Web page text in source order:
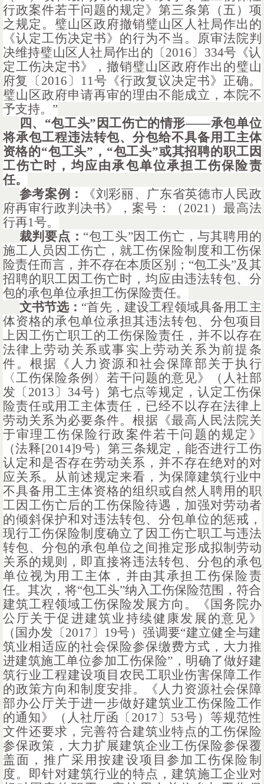
行政案件若干问题的规定》第三条第（五）项
之规定。璧山区政府撤销璧山区人社局作出的
《认定工伤决定书》的行为不当。原审法院判
决维持璧山区人社局作出的〔2016〕334号《认
定工伤决定书》，撤销璧山区政府作出的璧山
府复〔2016〕11号《行政复议决定书》正确。
璧山区政府申请再审的理由不能成立，本院不
予支持。”
四、 “包工头”因工伤亡的情形——承包单位
将承包工程违法转包、分包给不具备用工主体
资格的“包工头”，“包工头”或其招聘的职工因
工伤亡时，均应由承包单位承担工伤保险责
任。
参考案例：
《刘彩丽、广东省英德市人民政
府再审行政判决书》，案号：（ 2021）最高法
行再1号。
裁判要点： “包工头”因工伤亡，与其聘用的
施工人员因工伤亡，就工伤保险制度和工伤保
险责任而言，并不存在本质区别；“包工头”及其
招聘的职工因工伤亡时，均应由违法转包、分
包的承包单位承担工伤保险责任。
文书节选： “首先，建设工程领域具备用工主
体资格的承包单位承担其违法转包、分包项目
上因工伤亡职工的工伤保险责任，并不以存在
法律上劳动关系或事实上劳动关系为前提条
件。根据《人力资源和社会保障部关于执行
〈工伤保险条例〉若干问题的意见》（人社部
发〔 2013〕34号）第七点等规定，认定工伤保
险责任或用工主体责任，已经不以存在法律上
劳动关系为必要条件。根据《最高人民法院关
于审理工伤保险行政案件若干问题的规定》
（法释[2014]9号）第三条规定，能否进行工伤
认定和是否存在劳动关系，并不存在绝对的对
应关系。从前述规定来看，为保障建筑行业中
不具备用工主体资格的组织或自然人聘用的职
工因工伤亡后的工伤保险待遇，加强对劳动者
的倾斜保护和对违法转包、分包单位的惩戒，
现行工伤保险制度确立了因工伤亡职工与违法
转包、分包的承包单位之间推定形成拟制劳动
关系的规则，即直接将违法转包、分包的承包
单位视为用工主体，并由其承担工伤保险责
任。其次，将“包工头”纳入工伤保险范围，符合
建筑工程领域工伤保险发展方向。《国务院办
公厅关于促进建筑业持续健康发展的意见》
（国办发〔2017〕19号）强调要“建立健全与建
筑业相适应的社会保险参保缴费方式，大力推
进建筑施工单位参加工伤保险”，明确了做好建
筑行业工程建设项目农民工职业伤害保障工作
的政策方向和制度安排。《人力资源社会保障
部办公厅关于进一步做好建筑业工伤保险工作
的通知》（人社厅函〔2017〕53号）等规范性
文件还要求，完善符合建筑业特点的工伤保险
参保政策，大力扩展建筑企业工伤保险参保覆
盖面，推广采用按建设项目参加工伤保险制
度。即针对建筑行业的特点，建筑施工企业对